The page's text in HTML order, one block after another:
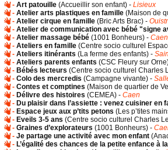
- Art patouille (Accueillir son enfant) - Lisieux
- Atelier arts plastiques en famille (Maison de
- Atelier cirque en famille (Bric Arts Brac) -
- Atelier de communication avec bébé "signe
- Atelier massage bébé (1001 Bonheurs) - Caen
- Ateliers en famille (Centre socio culturel
- Ateliers itinérants (La ferme des enfants) -
- Ateliers parents enfants (CSC Fleury sur Orne
- Bébés lecteurs (Centre socio culturel Charles
- Colo des mercredis (Campagne vivante) -
- Contes et comptines (Maison de quartier de
- Délivre des histoires (CEMEA) - Caen
- Du plaisir dans l’assiette : venez cuisiner en
- Espace jeux aux p’tits petons (Les p’tites
- Eveils 3-5 ans (Centre socio culturel Charles
- Graines d’explorateurs (1001 Bonheurs) -
- Je partage une activité avec mon enfant (
- L’égalité des chances de la petite enfance à